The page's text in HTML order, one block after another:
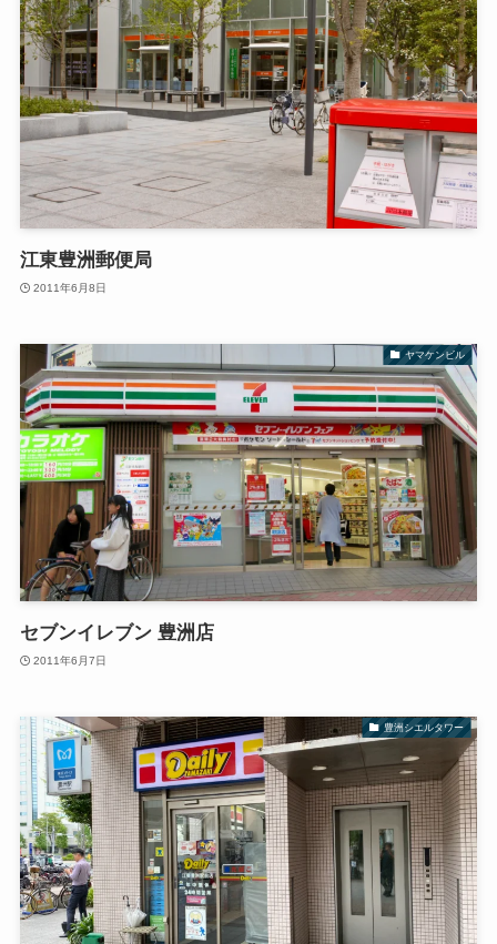
江東豊洲郵便局
2011年6月8日
ヤマケンビル
セブンイレブン 豊洲店
2011年6月7日
豊洲シエルタワー